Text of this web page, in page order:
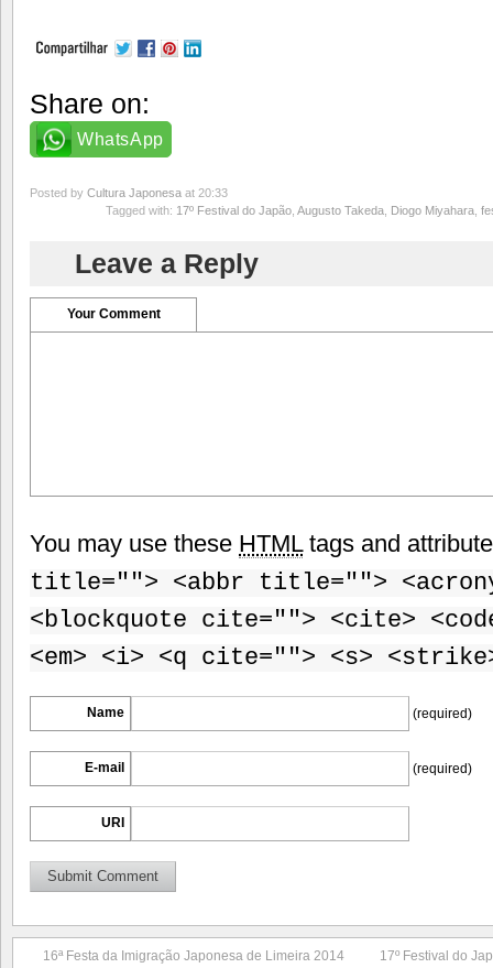
Share on:
WhatsApp
Posted by Cultura Japonesa at 20:33
Tagged with: 17º Festival do Japão Augusto Takeda Diogo Miyahara
Leave a Reply
Your Comment
You may use these HTMLtags and
title=""> <abbr title="">
<blockquote cite=""> <cite>
<em> <i> <q cite=""> <s>
Name (required)
E-mail (required)
URI
16ª Festa da Imigração Japonesa de Limeira 2014 17º Festival do